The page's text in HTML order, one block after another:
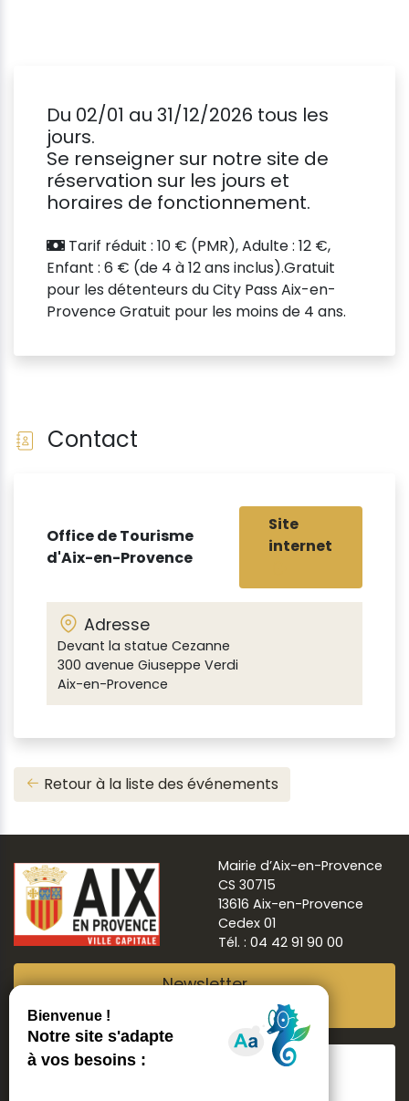
Du 02/01 au 31/12/2026 tous les
jours.
Se renseigner sur notre site de
réservation sur les jours et
horaires de fonctionnement.
Tarif réduit : 10 € (PMR), Adulte : 12 €,
Enfant : 6 € (de 4 à 12 ans inclus).Gratuit
pour les détenteurs du City Pass Aix-en-
Provence Gratuit pour les moins de 4 ans.
Contact
Office de Tourisme
d'Aix-en-Provence
Site
internet
Adresse
Devant la statue Cezanne
300 avenue Giuseppe Verdi
Aix-en-Provence
Retour à la liste des événements
Mairie d’Aix-en-Provence
CS 30715
13616 Aix-en-Provence
Cedex 01
Tél. : 04 42 91 90 00
Newsletter
Suivre Aix ma ville